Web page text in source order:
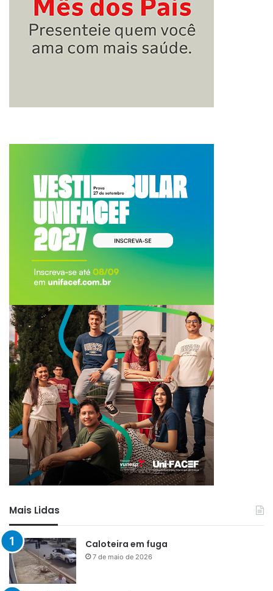
Mais Lidas
Caloteira em fuga
7 de maio de 2026